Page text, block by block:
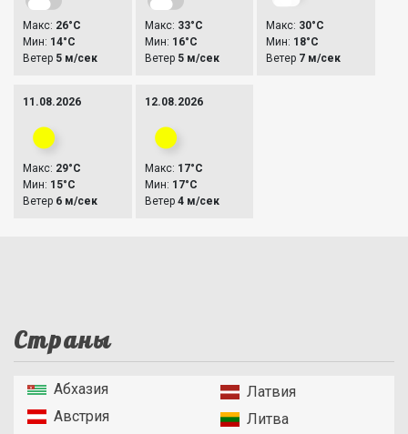
Макс: 26°C
Мин: 14°C
Ветер 5 м/сек
Макс: 33°C
Мин: 16°C
Ветер 5 м/сек
Макс: 30°C
Мин: 18°C
Ветер 7 м/сек
11.08.2026
Макс: 29°C
Мин: 15°C
Ветер 6 м/сек
12.08.2026
Макс: 17°C
Мин: 17°C
Ветер 4 м/сек
Страны
Абхазия
Австрия
Латвия
Литва